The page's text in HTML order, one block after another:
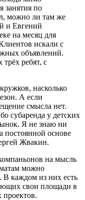
занятия по
можно ли там же
и Евгений
на месяц для
искали с
объявлений.
ребят, с
насколько
А если
смысла нет.
субаренда у детских
Я не знаю ни
постоянной основе
Жвакин.
на мысль
можно
В каждом из них есть
свои площади в
проектов.